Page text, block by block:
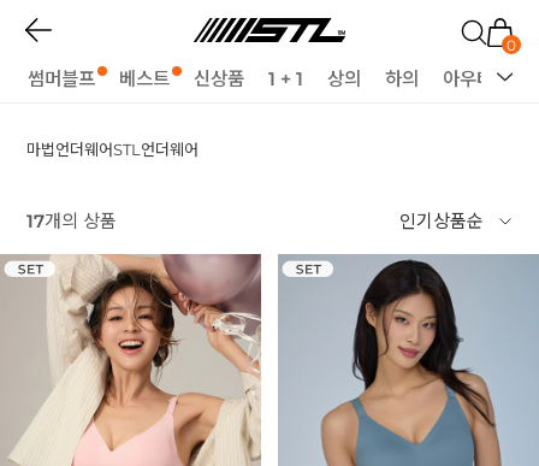
0
썸머블프 베스트 신상품 1 + 1 상의 하의 아우터
마법언더웨어STL언더웨어
17개의 상품